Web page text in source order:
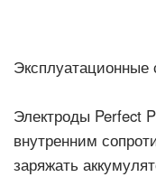
Эксплуатационные
Электроды Perfect
внутренним
заряжать